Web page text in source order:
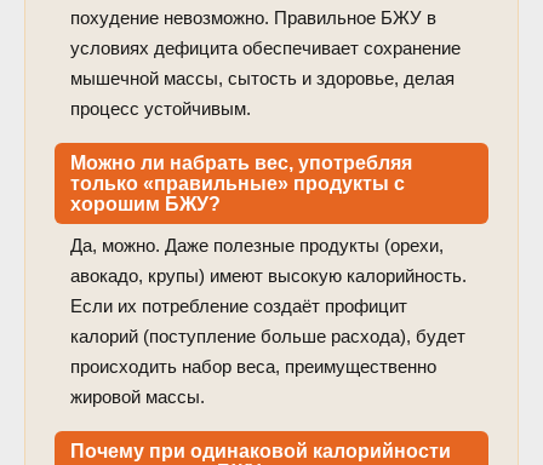
похудение невозможно. Правильное БЖУ в
условиях дефицита обеспечивает сохранение
мышечной массы, сытость и здоровье, делая
процесс устойчивым.
Можно ли набрать вес, употребляя
только «правильные» продукты с
хорошим БЖУ?
Да, можно. Даже полезные продукты (орехи,
авокадо, крупы) имеют высокую калорийность.
Если их потребление создаёт профицит
калорий (поступление больше расхода), будет
происходить набор веса, преимущественно
жировой массы.
Почему при одинаковой калорийности